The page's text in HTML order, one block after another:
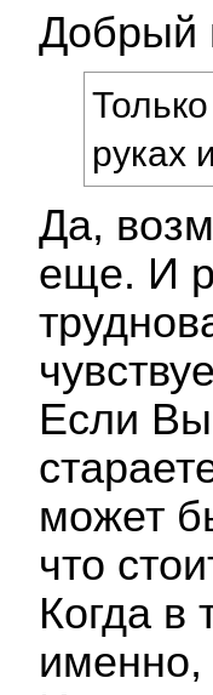
Добрый
руках
Да,
еще. И
Если
может
что
Когда в
именно,